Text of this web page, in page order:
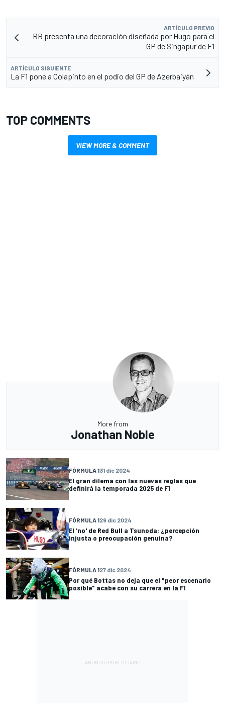
ARTÍCULO PREVIO
RB presenta una decoración diseñada por Hugo para el
GP de Singapur de F1
ARTÍCULO SIGUIENTE
La F1 pone a Colapinto en el podio del GP de Azerbaiyán
TOP COMMENTS
VIEW MORE & COMMENT
More from
Jonathan Noble
FÓRMULA 131 dic 2024
El gran dilema con las nuevas reglas que
definirá la temporada 2025 de F1
FÓRMULA 129 dic 2024
El 'no' de Red Bull a Tsunoda: ¿percepción
injusta o preocupación genuina?
FÓRMULA 127 dic 2024
Por qué Bottas no deja que el "peor escenario
posible" acabe con su carrera en la F1